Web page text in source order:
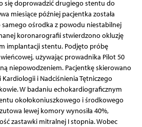
się doprowadzić drugiego stentu do
miesiące później pacjentka została
ośrodka z powodu niestabilnej
koronarografii stwierdzono okluzję
implantacji stentu. Podjęto próbę
używając prowadnika Pilot 50
niepowodzeniem. Pacjentkę skierowano
Kardiologii i Nadciśnienia Tętniczego
W badaniu echokardiograficznym
okołokoniuszkowego i środkowego
lewej komory wynosiła 40%,
zastawki mitralnej I stopnia. Wobec